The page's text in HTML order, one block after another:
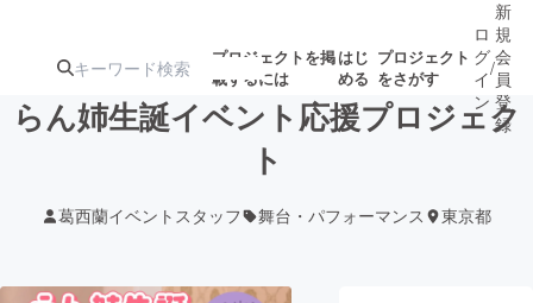
プロジェクトを掲
載するには
はじ
める
プロジェクト
をさがす
人気のプロ
ジェクト
注目のリ
ターン
注目の新着プロ
ジェクト
ロジェクト
もうすぐ公開
されます
ロ
グ
イ
ン
/
新
規
会
員
登
録
らん姉生誕イベント応援プロジェク
ト
葛西蘭イベントスタッフ 舞台・パフォーマンス 東京都